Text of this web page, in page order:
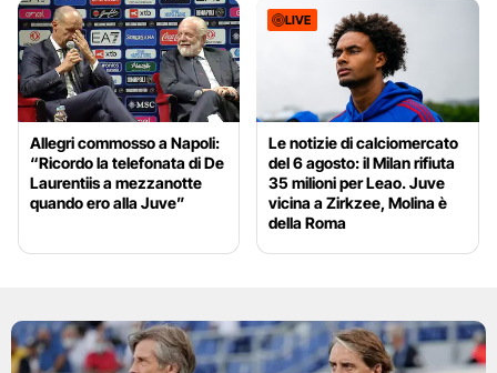
Allegri commosso a Napoli:
“Ricordo la telefonata di De
Laurentiis a mezzanotte
quando ero alla Juve”
LIVE
Le notizie di calciomercato
del 6 agosto: il Milan rifiuta
35 milioni per Leao. Juve
vicina a Zirkzee, Molina è
della Roma